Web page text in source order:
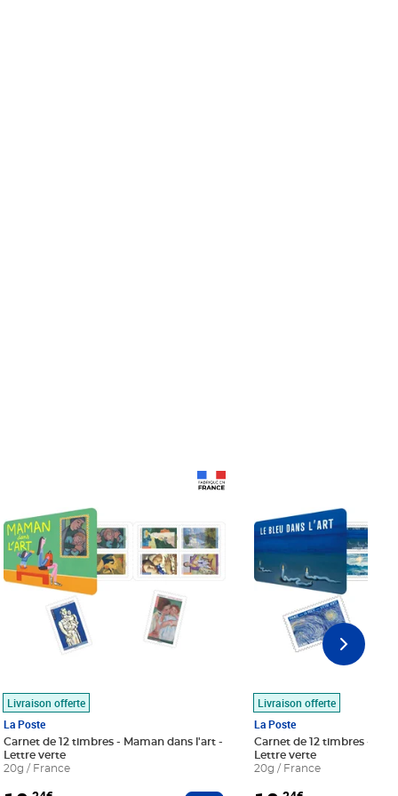
Livraison offerte
La Poste
Carnet de 12 timbres - Maman dans l'art -
Lettre verte
20g / France
Livraison offerte
La Poste
Carnet de 12 timbres - Le
Lettre verte
20g / France